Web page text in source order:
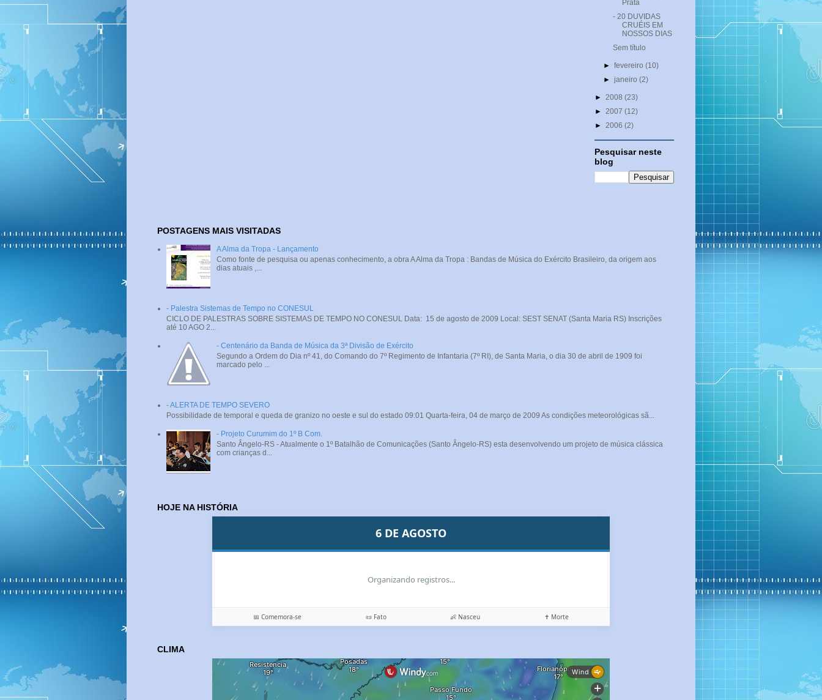
Prata
- 20 DUVIDAS
CRUÉIS EM
NOSSOS DIAS
Sem título
►fevereiro(10)
►janeiro(2)
► 2008 (23)
► 2007 (12)
► 2006 (2)
Pesquisar neste
blog
POSTAGENS MAIS VISITADAS
A Alma da Tropa - Lançamento
Como fonte de pesquisa ou apenas conhecimento, a obra A Alma da Tropa : Bandas de Música do Exército Brasileiro, da origem aos
dias atuais ,...
- Palestra Sistemas de Tempo no CONESUL
CICLO DE PALESTRAS SOBRE SISTEMAS DE TEMPO NO CONESUL Data: 15 de agosto de 2009 Local: SEST SENAT (Santa Maria RS) Inscrições
até 10 AGO 2...
- Centenário da Banda de Música da 3ª Divisão de Exército
Segundo a Ordem do Dia nº 41, do Comando do 7º Regimento de Infantaria (7º RI), de Santa Maria, o dia 30 de abril de 1909 foi
marcado pelo ...
- ALERTA DE TEMPO SEVERO
Possibilidade de temporal e queda de granizo no oeste e sul do estado 09:01 Quarta-feira, 04 de março de 2009 As condições meteorológicas sã...
- Projeto Curumim do 1º B Com.
Santo Ângelo-RS - Atualmente o 1º Batalhão de Comunicações (Santo Ângelo-RS) esta desenvolvendo um projeto de música clássica
com crianças d...
HOJE NA HISTÓRIA
6 DE AGOSTO
Organizando registros...
📅 Comemora-se 📜 Fato 👶 Nasceu ✝️ Morte
CLIMA